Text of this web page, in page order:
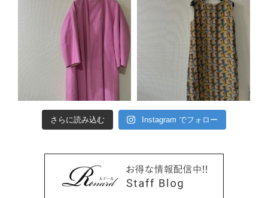
さらに読み込む Instagram でフォロー